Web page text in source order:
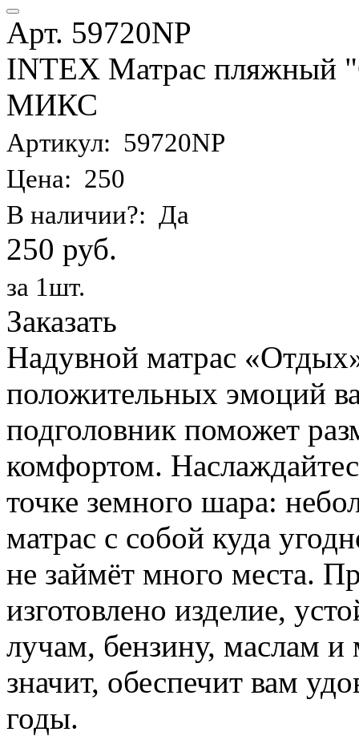
Арт. 59720NP
INTEX Матрас пляжный
МИКС
Артикул: 59720NP
Цена: 250
В наличии?: Да
250 руб.
за 1шт.
Заказать
Надувной матрас
положительных эмоций
подголовник поможет
комфортом.
точке земного шара:
матрас с собой куда
не займёт много места.
изготовлено изделие,
лучам, бензину, маслам
значит, обеспечит вам
годы.